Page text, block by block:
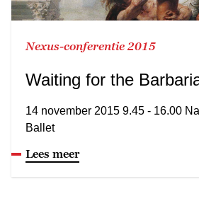
Nexus-conferentie 2015
Waiting for the
14 november 2015 9.45 - 16.00
Ballet
Lees meer